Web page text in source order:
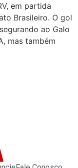
em partida
Brasileiro. O gol
ao Galo
mas também